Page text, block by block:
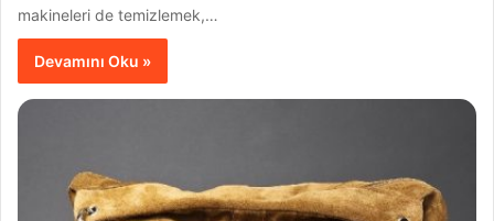
makineleri de temizlemek,…
Devamını Oku »